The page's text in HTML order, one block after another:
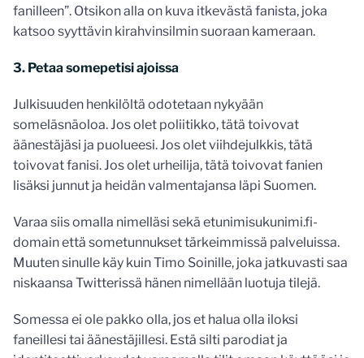
fanilleen”. Otsikon alla on kuva itkevästä fanista, joka
katsoo syyttävin kirahvinsilmin suoraan kameraan.
3. Petaa somepetisi ajoissa
Julkisuuden henkilöltä odotetaan nykyään
someläsnäoloa. Jos olet poliitikko, tätä toivovat
äänestäjäsi ja puolueesi. Jos olet viihdejulkkis, tätä
toivovat fanisi. Jos olet urheilija, tätä toivovat fanien
lisäksi junnut ja heidän valmentajansa läpi Suomen.
Varaa siis omalla nimelläsi sekä etunimisukunimi.fi-
domain että sometunnukset tärkeimmissä palveluissa.
Muuten sinulle käy kuin Timo Soinille, joka jatkuvasti saa
niskaansa Twitterissä hänen nimellään luotuja tilejä.
Somessa ei ole pakko olla, jos et halua olla iloksi
faneillesi tai äänestäjillesi. Estä silti parodiat ja